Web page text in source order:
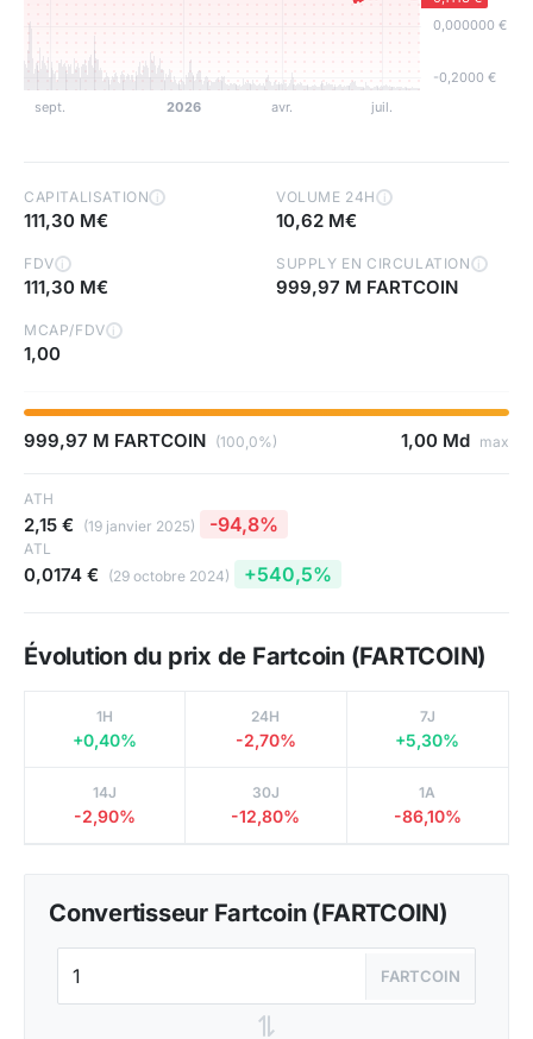
CAPITALISATION i
111,30 M€
VOLUME 24H i
10,62 M€
FDV i
111,30 M€
SUPPLY EN CIRCULATION i
999,97 M FARTCOIN
MCAP/FDV i
1,00
999,97 M FARTCOIN (100,0%) 1,00 Md max
ATH
2,15 € (19 janvier 2025) -94,8%
ATL
0,0174 € (29 octobre 2024) +540,5%
Évolution du prix de Fartcoin (FARTCOIN)
1H
+0,40%
24H
-2,70%
7J
+5,30%
14J
-2,90%
30J
-12,80%
1A
-86,10%
Convertisseur Fartcoin (FARTCOIN)
FARTCOIN
⇌